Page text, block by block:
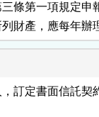
條第一項規定申
財產，應每年辦
訂定書面信託契